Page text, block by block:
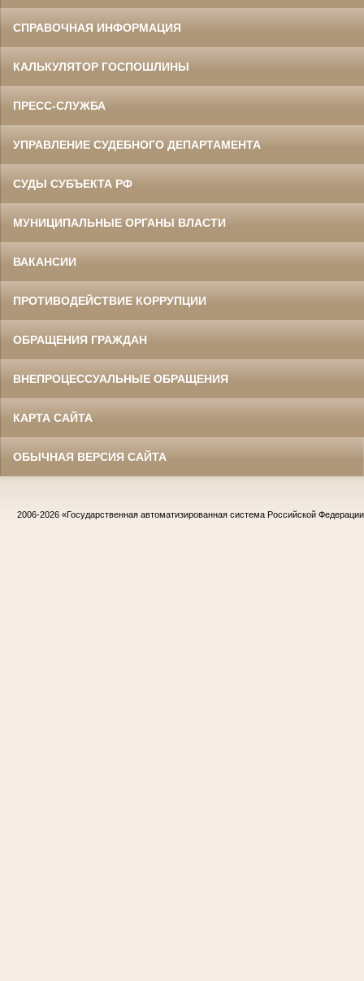
СПРАВОЧНАЯ ИНФОРМАЦИЯ
КАЛЬКУЛЯТОР ГОСПОШЛИНЫ
ПРЕСС-СЛУЖБА
УПРАВЛЕНИЕ СУДЕБНОГО ДЕПАРТАМЕНТА
СУДЫ СУБЪЕКТА РФ
МУНИЦИПАЛЬНЫЕ ОРГАНЫ ВЛАСТИ
ВАКАНСИИ
ПРОТИВОДЕЙСТВИЕ КОРРУПЦИИ
ОБРАЩЕНИЯ ГРАЖДАН
ВНЕПРОЦЕССУАЛЬНЫЕ ОБРАЩЕНИЯ
КАРТА САЙТА
ОБЫЧНАЯ ВЕРСИЯ САЙТА
2006-2026 «Государственная автоматизированная система Российской